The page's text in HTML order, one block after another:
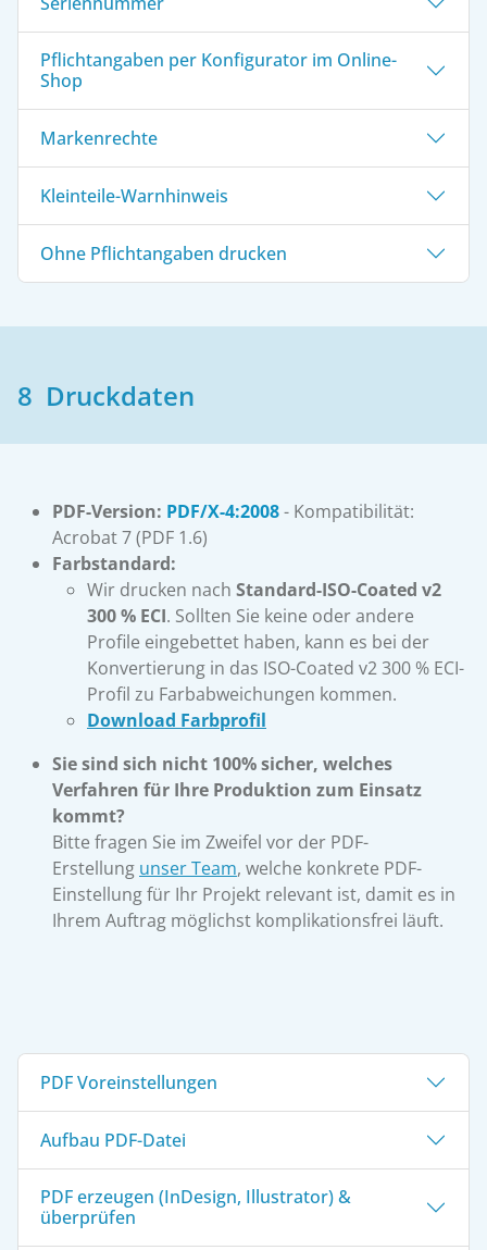
Pflichtangaben per Konfigurator im Online-
Shop
Markenrechte
Kleinteile-Warnhinweis
Ohne Pflichtangaben drucken
8 Druckdaten
PDF-Version: PDF/X-4:2008- Kompatibilität:
Acrobat 7 (PDF 1.6)
Farbstandard:
Wir drucken nach Standard-ISO-Coated v2
300 % ECI. Sollten Sie keine oder andere
Profile eingebettet haben, kann es bei der
Konvertierung in das ISO-Coated v2 300 % ECI-
Profil zu Farbabweichungen kommen.
Download Farbprofil
Sie sind sich nicht 100% sicher, welches
Verfahren für Ihre Produktion zum Einsatz
kommt?
Bitte fragen Sie im Zweifel vor der PDF-
Erstellung unser Team, welche konkrete PDF-
Einstellung für Ihr Projekt relevant ist, damit es in
Ihrem Auftrag möglichst komplikationsfrei läuft.
PDF Voreinstellungen
Aufbau PDF-Datei
PDF erzeugen (InDesign, Illustrator) &
überprüfen